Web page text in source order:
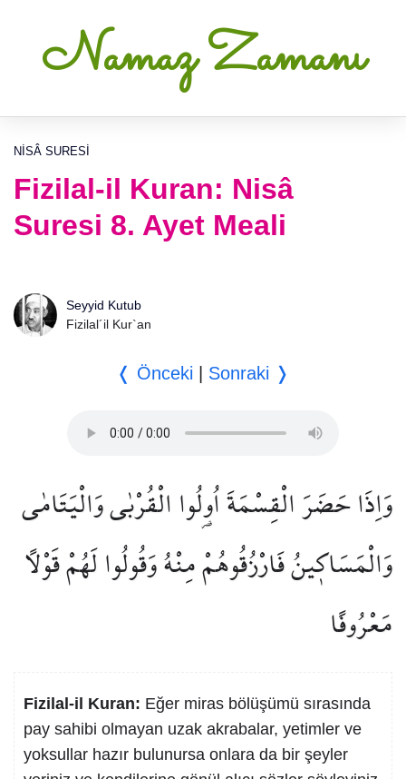
Namaz Zamanı
NISÂ SURESI
Fizilal-il Kuran: Nisâ
Suresi 8. Ayet Meali
Seyyid Kutub
Fizilal´il Kur`an
❬ Önceki Sonraki ❭
وَاِذَا حَضَرَ الْقِسْمَةَ اُو۬لُوا الْقُرْبٰى وَالْيَتَامٰى
وَالْمَسَاك۪ينُ فَارْزُقُوهُمْ مِنْهُ وَقُولُوا لَهُمْ قَوْلًا
مَعْرُوفًا
Fizilal-il Kuran: Eğer miras bölüşümü sırasında
pay sahibi olmayan uzak akrabalar, yetimler ve
yoksullar hazır bulunursa onlara da bir şeyler